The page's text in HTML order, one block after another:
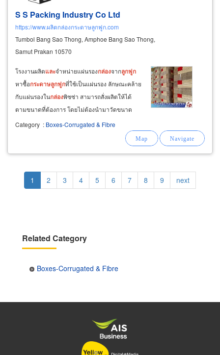
S S Packing Industry Co Ltd
https://www.ผลิตกล่องกระดาษลูกฟูก.com
Tumbol Bang Sao Thong, Amphoe Bang Sao Thong,
Samut Prakan 10570
โรงงานผลิตและจำหน่ายแผ่นรองกล่องจากลูกฟูก
หาซื้อกระดาษลูกฟูกที่ใช้เป็นแผ่นรอง ลักษณะคล้าย
กับแผ่นรองในกล่องพิซซ่า สามารถสั่งผลิตให้ได้
ตามขนาดที่ต้องการ โดยไม่ต้องนำมาวัดขนาด
และ ตัดเองให้เสียเวลาหรือเปลืองแรงงาน แนะนำ
สั่งผลิตกับที่ ss-packaging เชื่อมั่นได้ในคุณภาพ
กล่อง
Category : Boxes-Corrugated & Fibre
Pagination
Current
page
1 Page
2 Page
3 Page
4 Page
5 Page
6 Page
7 Page
8 Page
9
Next
page
next
Related Category
Boxes-Corrugated & Fibre